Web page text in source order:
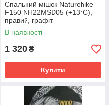
Спальний мішок Naturehike
F150 NH22MSD05 (+13°C),
правий, графіт
В наявності
1 320 ₴
Купити